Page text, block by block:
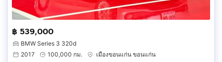
฿ 539,000
BMW Series 3 320d
2017
100,000 กม.
เมืองขอนแก่น ขอนแก่น